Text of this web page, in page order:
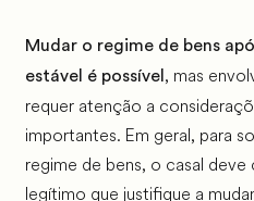
Mudar o regime de bens
estável é possível , mas
requer atenção a
importantes. Em geral, para
regime de bens, o casal
legítimo que justifique a